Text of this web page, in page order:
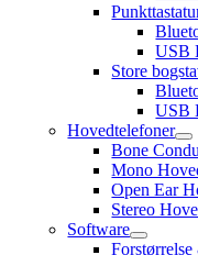
USB
Store
USB
Hovedtelefoner
Bone
Mono
Open Ear
Stereo
Software